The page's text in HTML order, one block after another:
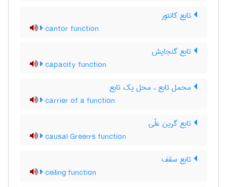
تابع کانتور
cantor function
تابع گنجایش
capacity function
محمل تابع ، محل یک تابع
carrier of a function
تابع گرین علّی
causal Green's function
تابع سقف
ceiling function